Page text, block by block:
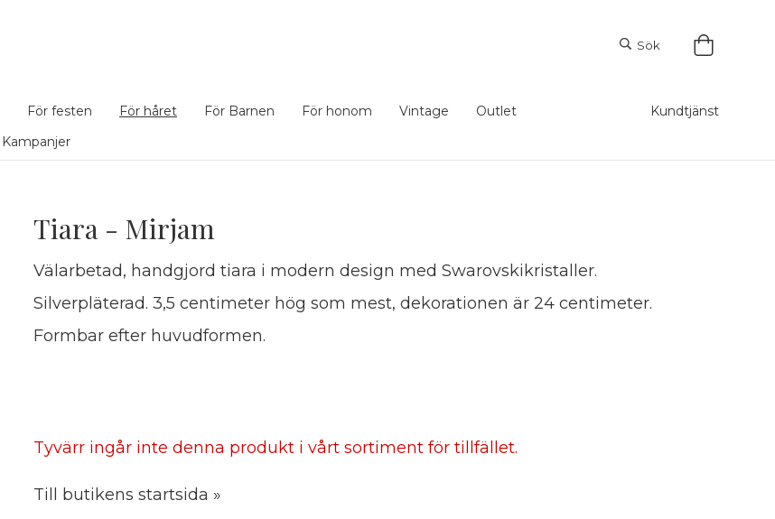
Sök
För festen För håret För Barnen För honom Vintage
Outlet
Kampanjer
Kundtjänst
Tiara - Mirjam
Välarbetad, handgjord tiara i modern design med Swarovskikristaller.
Silverpläterad. 3,5 centimeter hög som mest, dekorationen är 24 centimeter.
Formbar efter huvudformen.
Tyvärr ingår inte denna produkt i vårt sortiment för tillfället.
Till butikens startsida »